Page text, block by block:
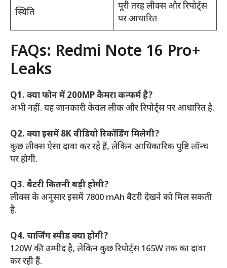
स्थिति
पूरी तरह लीक्स और रिपोर्ट्स
पर आधारित
FAQs: Redmi Note 16 Pro+
Leaks
Q1. क्या फोन में 200MP कैमरा कन्फर्म है?
अभी नहीं. यह जानकारी केवल लीक और रिपोर्ट्स पर आधारित है.
Q2. क्या इसमें 8K वीडियो रिकॉर्डिंग मिलेगी?
कुछ लीक्स ऐसा दावा कर रहे हैं, लेकिन आधिकारिक पुष्टि लॉन्च
पर होगी.
Q3. बैटरी कितनी बड़ी होगी?
लीक्स के अनुसार इसमें 7800 mAh बैटरी देखने को मिल सकती
है.
Q4. चार्जिंग स्पीड क्या होगी?
120W की उम्मीद है, लेकिन कुछ रिपोर्ट्स 165W तक का दावा
कर रही हैं.